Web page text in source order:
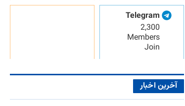
Telegram
2,300
Members
Join
آخرین اخبار